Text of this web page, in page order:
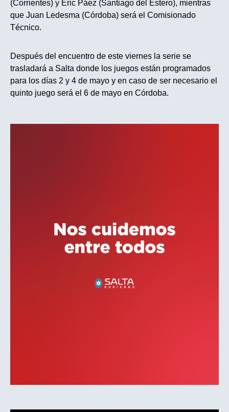
(Corrientes) y Eric Páez (Santiago del Estero), mientras
que Juan Ledesma (Córdoba) será el Comisionado
Técnico.
Después del encuentro de este viernes la serie se
trasladará a Salta donde los juegos están programados
para los días 2 y 4 de mayo y en caso de ser necesario el
quinto juego será el 6 de mayo en Córdoba.